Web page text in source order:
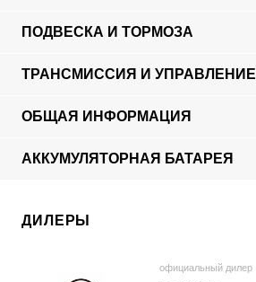
ПОДВЕСКА И ТОРМОЗА
ТРАНСМИССИЯ И УПРАВЛЕНИЕ
ОБЩАЯ ИНФОРМАЦИЯ
АККУМУЛЯТОРНАЯ БАТАРЕЯ
ДИЛЕРЫ
официальный дилер